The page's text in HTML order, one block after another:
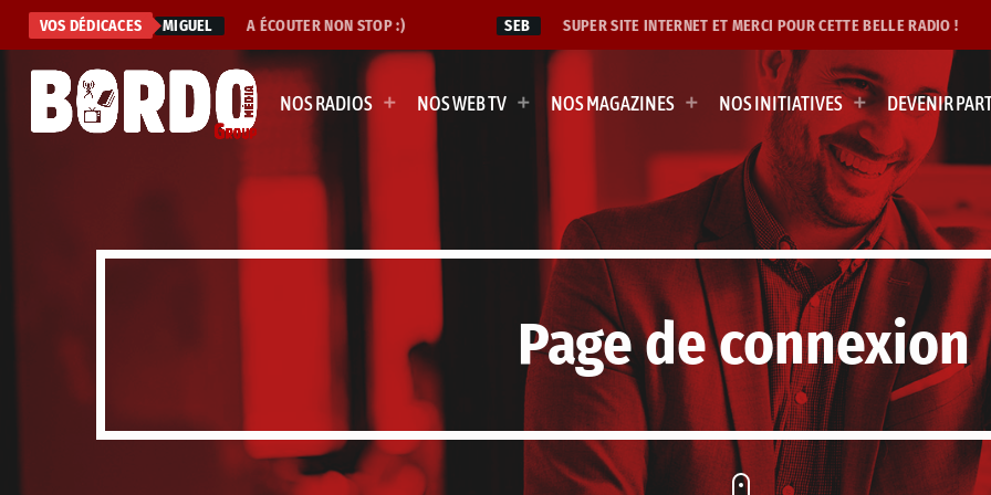
VOS DÉDICACES
FLAVE MIGUEL A ÉCOUTER NON STOP :) SEB SUPER SITE INTERNET ET MERCI POUR CETTE BELLE RADIO !
NOS RADIOS NOS WEB TV NOS MAGAZINES NOS INITIATIVES DEVENIR
Page de connexion